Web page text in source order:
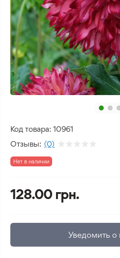
Код товара: 10961
Отзывы: (0)
Нет в наличии
128.00 грн.
Уведомить о